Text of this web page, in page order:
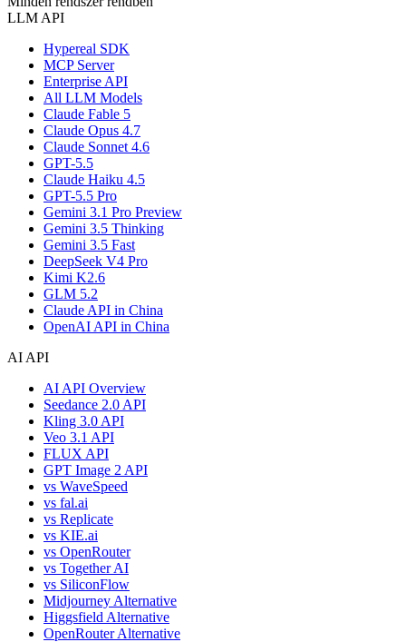
LLM API
Hypereal SDK
MCP Server
Enterprise API
All LLM Models
Claude Fable 5
Claude Opus 4.7
Claude Sonnet 4.6
GPT-5.5
Claude Haiku 4.5
GPT-5.5 Pro
Gemini 3.1 Pro Preview
Gemini 3.5 Thinking
Gemini 3.5 Fast
DeepSeek V4 Pro
Kimi K2.6
GLM 5.2
Claude API in China
OpenAI API in China
AI API
AI API Overview
Seedance 2.0 API
Kling 3.0 API
Veo 3.1 API
FLUX API
GPT Image 2 API
vs WaveSpeed
vs fal.ai
vs Replicate
vs KIE.ai
vs OpenRouter
vs Together AI
vs SiliconFlow
Midjourney Alternative
Higgsfield Alternative
OpenRouter Alternative